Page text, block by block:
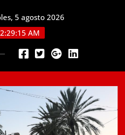
5 agosto 2026
2:29:15 AM